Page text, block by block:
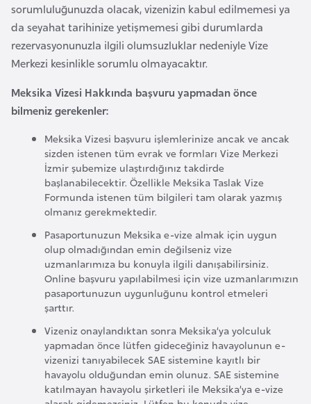
sorumluluğunuzda olacak, vizenizin kabul edilmemesi ya
da seyahat tarihinize yetişmemesi gibi durumlarda
rezervasyonunuzla ilgili olumsuzluklar nedeniyle Vize
Merkezi kesinlikle sorumlu olmayacaktır.
Meksika Vizesi Hakkında başvuru yapmadan önce
bilmeniz gerekenler:
Meksika Vizesi başvuru işlemlerinize ancak ve ancak
sizden istenen tüm evrak ve formları Vize Merkezi
İzmir şubemize ulaştırdığınız takdirde
başlanabilecektir. Özellikle Meksika Taslak Vize
Formunda istenen tüm bilgileri tam olarak yazmış
olmanız gerekmektedir.
Pasaportunuzun Meksika e-vize almak için uygun
olup olmadığından emin değilseniz vize
uzmanlarımıza bu konuyla ilgili danışabilirsiniz.
Online başvuru yapılabilmesi için vize uzmanlarımızın
pasaportunuzun uygunluğunu kontrol etmeleri
şarttır.
Vizeniz onaylandıktan sonra Meksika’ya yolculuk
yapmadan önce lütfen gideceğiniz havayolunun e-
vizenizi tanıyabilecek SAE sistemine kayıtlı bir
havayolu olduğundan emin olunuz. SAE sistemine
katılmayan havayolu şirketleri ile Meksika’ya e-vize
Ç
i
n
D
a